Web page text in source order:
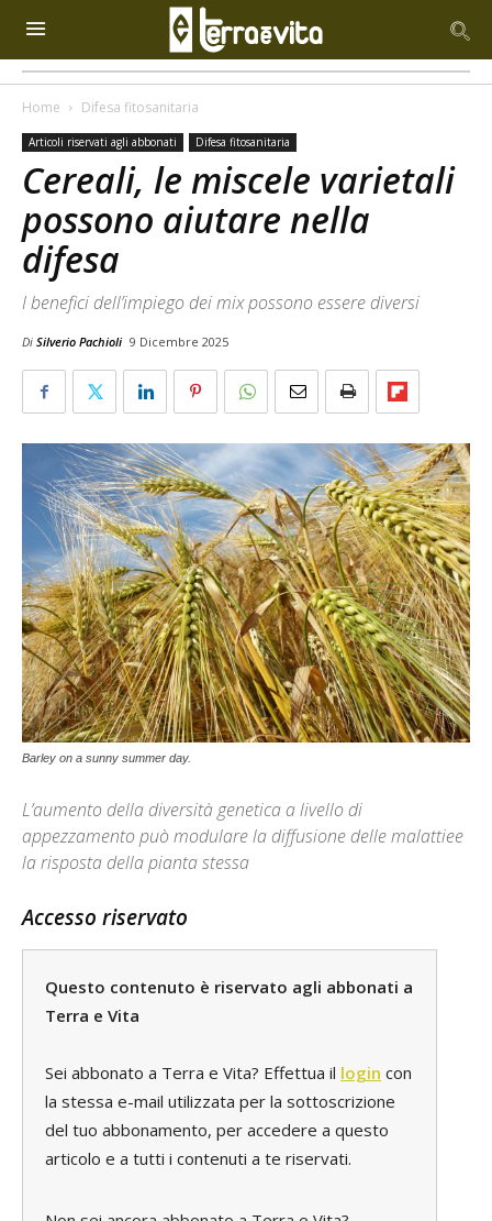
Home Difesa fitosanitaria
Articoli riservati agli abbonati Difesa fitosanitaria
Cereali, le miscele varietali
possono aiutare nella
difesa
I benefici dell’impiego dei mix possono essere diversi
Di Silverio Pachioli 9 Dicembre 2025
Barley on a sunny summer day.
L’aumento della diversità genetica a livello di
appezzamento può modulare la diffusione delle malattiee
la risposta della pianta stessa
Accesso riservato
Questo contenuto è riservato agli abbonati a
Terra e Vita
Sei abbonato a Terra e Vita? Effettua il login con
la stessa e-mail utilizzata per la sottoscrizione
del tuo abbonamento, per accedere a questo
articolo e a tutti i contenuti a te riservati.